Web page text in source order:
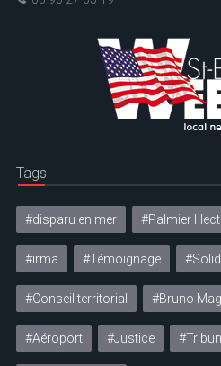
Tags
#disparu en mer #Palmier
#irma #Témoignage
#Conseil territorial #Bruno
#Aéroport #Justice